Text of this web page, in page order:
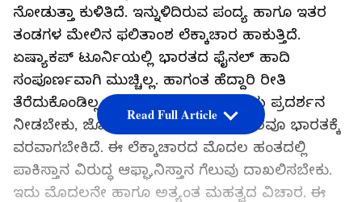
ನೋಡುತ್ತಾ ಕುಳಿತಿದೆ. ಇನ್ನುಳಿದಿರುವ ಪಂದ್ಯ ಹಾಗೂ ಇತರ
ತಂಡಗಳ ಮೇಲಿನ ಫಲಿತಾಂಶ ಲೆಕ್ಕಾಚಾರ ಹಾಕುತ್ತಿದೆ.
ಏಷ್ಯಾಕಪ್ ಟೂರ್ನಿಯಲ್ಲಿ ಭಾರತದ ಫೈನಲ್ ಹಾದಿ
ಸಂಪೂರ್ಣವಾಗಿ ಮುಚ್ಚಿಲ್ಲ. ಹಾಗಂತ ಹೆದ್ದಾರಿ ರೀತಿ
ತೆರೆದುಕೊಂಡಿಲ್ಲ. ಇದಕ್ಕಾಗಿ ಭಾರತ ಅತ್ಯುತ್ತಮ ಪ್ರದರ್ಶನ
ನೀಡಬೇಕು, ಜೊತೆಗೆ ಇತರ ತಂಡದ ಫಲಿತಾಂಶವೂ ಭಾರತಕ್ಕೆ
ವರವಾಗಬೇಕಿದೆ. ಈ ಲೆಕ್ಕಾಚಾರದ ಮೊದಲ ಹಂತದಲ್ಲಿ
ಪಾಕಿಸ್ತಾನ ವಿರುದ್ಧ ಆಫ್ಘಾನಿಸ್ತಾನ ಗೆಲುವು ದಾಖಲಿಸಬೇಕು.
ಇದು ಮೊದಲನೇ ಹಾಗೂ ಅತ್ಯಂತ ಮಹತ್ವದ ವಿಚಾರ. ಈ
Read Full Article